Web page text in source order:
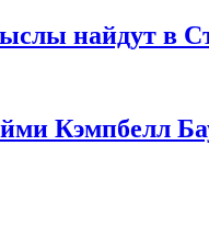
найдут в
Кэмпбелл